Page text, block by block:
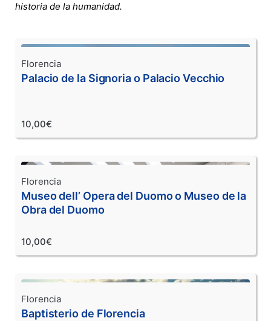
historia de la humanidad.
Florencia
Palacio de la Signoria o Palacio Vecchio
10,00€
Florencia
Museo dell’ Opera del Duomo o Museo de la
Obra del Duomo
10,00€
Florencia
Baptisterio de Florencia